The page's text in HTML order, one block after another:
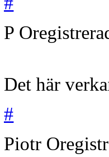
P
Det här
#
Piotr